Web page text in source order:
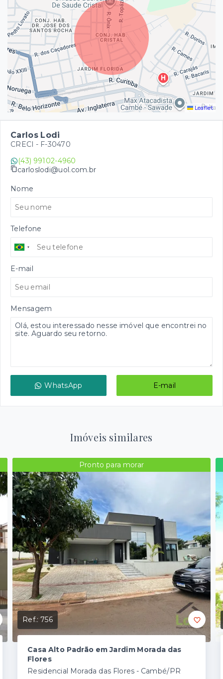
Leaflet
Carlos Lodi
CRECI - F-30470
(43) 99102-4960
carloslodi@uol.com.br
Nome
Telefone
E-mail
Mensagem
WhatsApp E-mail
Imóveis similares
Pronto para morar
Ref.:756
Casa Alto Padrão em Jardim Morada das
Flores
Residencial Morada das Flores - Cambé/PR